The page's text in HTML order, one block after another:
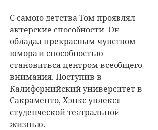
С самого детства Том проявлял
актерские способности. Он
обладал прекрасным чувством
юмора и способностью
становиться центром всеобщего
внимания. Поступив в
Калифорнийский университет в
Сакраменто, Хэнкс увлекся
студенческой театральной
жизнью.